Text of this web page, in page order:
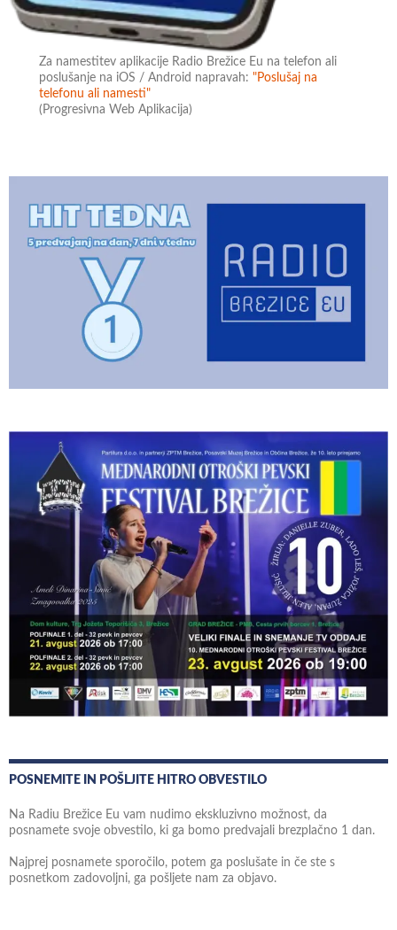
Za namestitev aplikacije Radio Brežice Eu na telefon ali
poslušanje na iOS / Android napravah:"Poslušaj na
telefonu ali namesti"
(Progresivna Web Aplikacija)
POSNEMITE IN POŠLJITE HITRO OBVESTILO
Na Radiu Brežice Eu vam nudimo ekskluzivno možnost, da
posnamete svoje obvestilo, ki ga bomo predvajali brezplačno 1 dan.
Najprej posnamete sporočilo, potem ga poslušate in če ste s
posnetkom zadovoljni, ga pošljete nam za objavo.